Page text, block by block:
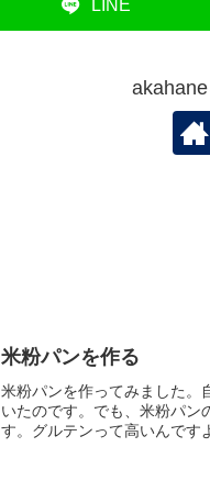
LINE
米粉パンを作る
米粉パンを作ってみました。
いたのです。でも、米粉パン
す。グルテンって高いんです